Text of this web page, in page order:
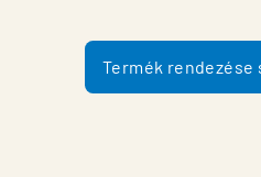
Termék rendezése